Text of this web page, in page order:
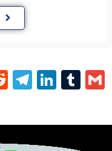
Reddit